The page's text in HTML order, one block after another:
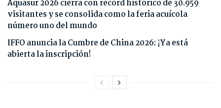
Aquasur 2026 cierra con récord histórico de 30.959
visitantes y se consolida como la feria acuícola
número uno del mundo
IFFO anuncia la Cumbre de China 2026: ¡Ya está
abierta la inscripción!